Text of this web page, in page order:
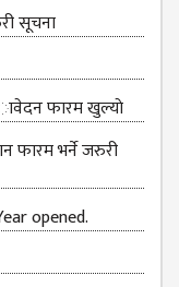
सूचना
फारम खुल्याे
फारम भर्ने जरुरी
opened.